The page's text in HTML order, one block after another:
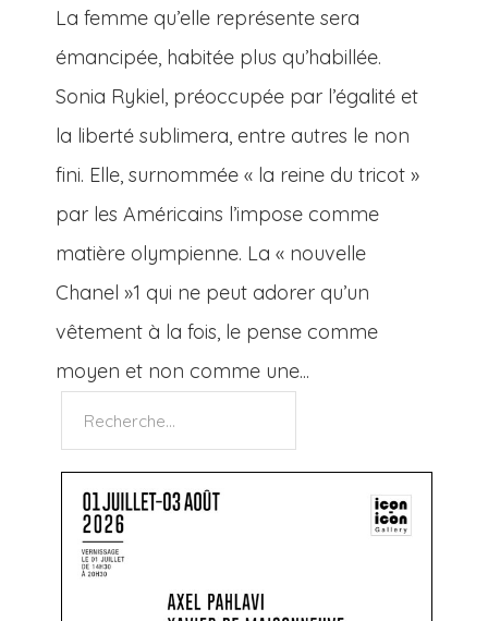
La femme qu’elle représente sera
émancipée, habitée plus qu’habillée.
Sonia Rykiel, préoccupée par l’égalité et
la liberté sublimera, entre autres le non
fini. Elle, surnommée « la reine du tricot »
par les Américains l’impose comme
matière olympienne. La « nouvelle
Chanel »1 qui ne peut adorer qu’un
vêtement à la fois, le pense comme
moyen et non comme une...
Rechercher